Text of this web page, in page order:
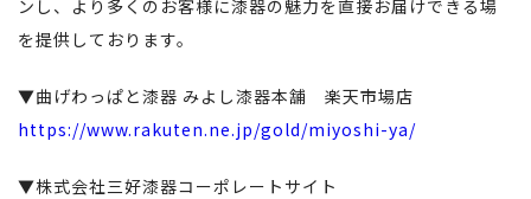
ンし、より多くのお客様に漆器の魅力を直接お届けできる場
を提供しております。
▼曲げわっぱと漆器 みよし漆器本舗 楽天市場店
https://www.rakuten.ne.jp/gold/miyoshi-ya/
▼株式会社三好漆器コーポレートサイト